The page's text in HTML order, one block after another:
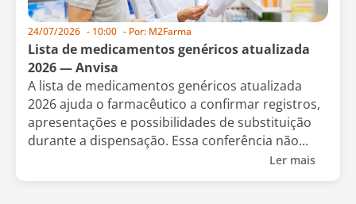
24/07/2026 - 10:00 - Por: M2Farma
Lista de medicamentos genéricos atualizada
2026 — Anvisa
A lista de medicamentos genéricos atualizada
2026 ajuda o farmacêutico a confirmar registros,
apresentações e possibilidades de substituição
durante a dispensação. Essa conferência não...
Ler mais